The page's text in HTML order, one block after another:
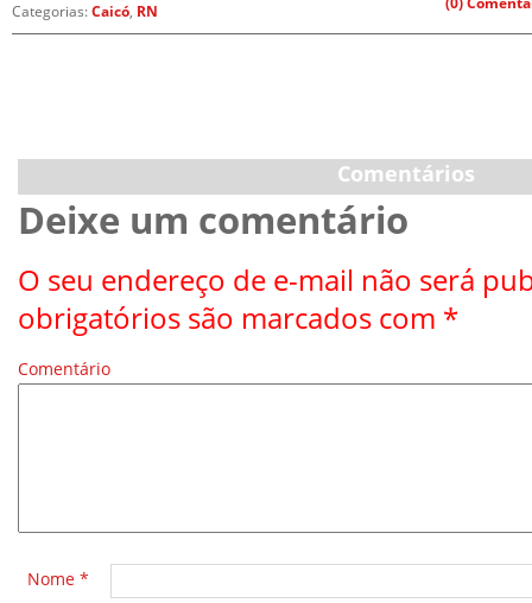
Categorias:Caicó, RN
Comentários
Deixe um comentário
O seu endereço de e-mail não será
obrigatórios são marcados com *
Comentário
Nome *